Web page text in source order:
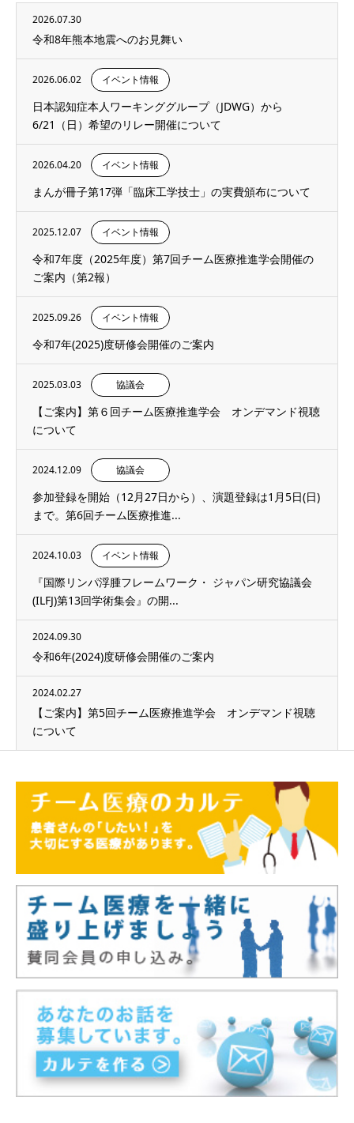
2026.07.30
令和8年熊本地震へのお見舞い
2026.06.02 イベント情報
日本認知症本人ワーキンググループ（JDWG）から
6/21（日）希望のリレー開催について
2026.04.20 イベント情報
まんが冊子第17弾「臨床工学技士」の実費頒布について
2025.12.07 イベント情報
令和7年度（2025年度）第7回チーム医療推進学会開催の
ご案内（第2報）
2025.09.26 イベント情報
令和7年(2025)度研修会開催のご案内
2025.03.03 協議会
【ご案内】第６回チーム医療推進学会 オンデマンド視聴
について
2024.12.09 協議会
参加登録を開始（12月27日から）、演題登録は1月5日(日)
まで。第6回チーム医療推進...
2024.10.03 イベント情報
『国際リンパ浮腫フレームワーク・ ジャパン研究協議会
(ILFJ)第13回学術集会』の開...
2024.09.30
令和6年(2024)度研修会開催のご案内
2024.02.27
【ご案内】第5回チーム医療推進学会 オンデマンド視聴
について